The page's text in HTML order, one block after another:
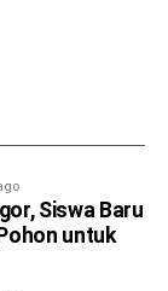
tersebut
itu,
dan
wilayah.
Siswa Baru
untuk